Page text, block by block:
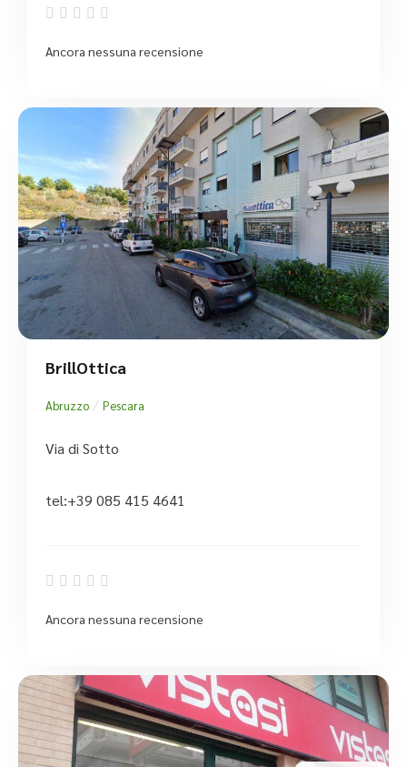
    
Ancora nessuna recensione
BrillOttica
Abruzzo / Pescara
Via di Sotto
tel:+39 085 415 4641
    
Ancora nessuna recensione